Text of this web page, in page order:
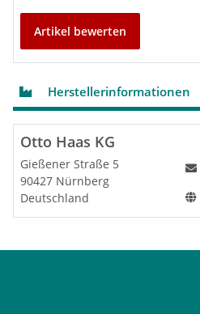
Artikel bewerten
Herstellerinformationen
Otto Haas KG
Gießener Straße 5
90427 Nürnberg
Deutschland